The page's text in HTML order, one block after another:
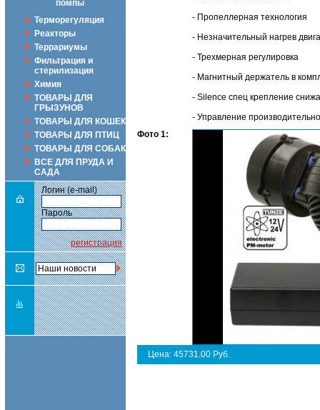
помпы
Терморегуляция
Реакторы
Террариумы
Фильтрация и
стерилизация
Химия
ТОВАРЫ ДЛЯ
ГРЫЗУНОВ
ТОВАРЫ ДЛЯ КОШЕК
ТОВАРЫ ДЛЯ ПТИЦ
ТОВАРЫ ДЛЯ СОБАК
ВСЕ ДЛЯ ПРУДА И
САДА
Логин (e-mail)
Пароль
регистрация
- Пропеллерная технология
- Незначительный нагрев
- Трехмерная регулировка
- Магнитный держатель в
- Silence спец крепление
- Управление
Фото 1:
Цена: 45731.00 Руб.